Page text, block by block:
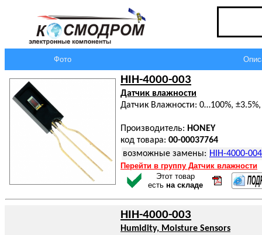
Фото
HIH-4000-003
Датчик влажности
Датчик Влажности: 0…100%,
Производитель: HONEY
код товара: 00-00037764
возможные замены: HIH-4000-
Перейти в группу Датчик влажности
Этот товар
есть на складе
HIH-4000-003
Humidity, Moisture Sensors